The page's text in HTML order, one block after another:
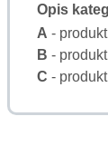
Opis
A -
B -
C -